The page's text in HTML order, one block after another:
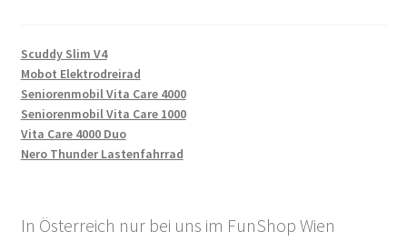
Scuddy Slim V4
Mobot Elektrodreirad
Seniorenmobil Vita Care 4000
Seniorenmobil Vita Care 1000
Vita Care 4000 Duo
Nero Thunder Lastenfahrrad
In Österreich nur bei uns im FunShop Wien